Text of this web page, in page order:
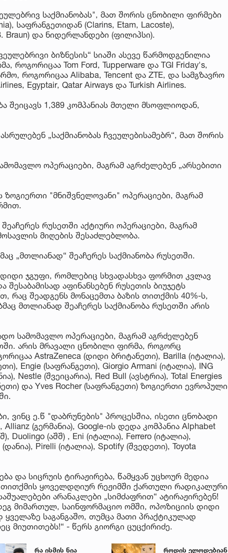
საქმიანობას", მათ შორის ცნობილი ფირმები
საფრანგეთიდან (Clarins, Etam, Lacoste),
Braun) და ნიდერლანდები (ფილიპსი).
ბიზნესის“ სიაში ასევე წარმოდგენილია
როგორიცაა Tom Ford, Tupperware და TGI Friday's,
როგორიცაა Alibaba, Tencent და ZTE, და სამგზავრო
Egyptair, Qatar Airways და Turkish Airlines.
შეიცავს 1,389 კომპანიას მთელი მსოფლიოდან,
„საქმიანობას ჩვეულებისამებრ“, მათ შორის
ოპერაციები, მაგრამ აგრძელებენ „არსებითი
ზოგიერთი "მნიშვნელოვანი" ოპერაციები, მაგრამ
რუსეთში აქტიური ოპერაციები, მაგრამ
მიღების შესაძლებლობა.
„მთლიანად“ შეაჩერეს საქმიანობა რუსეთში.
დიდი ჯგუფი, რომლებიც სხვადასხვა ფორმით კვლავ
შესაბამისად აფინანსებენ რუსეთის ბიუჯეტს
რაც შეადგენს მონაცემთა ბაზის თითქმის 40%-ს,
მთლიანად შეაჩერეს საქმიანობა რუსეთში არის
სამომავლო ოპერაციები, მაგრამ აგრძელებენ
არის მრავალი ცნობილი ფირმა, როგორც
AstraZeneca (დიდი ბრიტანეთი), Barilla (იტალია),
Engie (საფრანგეთი), Giorgio Armani (იტალია), ING
Nestle (შვეიცარია), Red Bull (ავსტრია), Total Energies
და Yves Rocher (საფრანგეთი) ზოგიერთი ევროპული
ვინც ე.წ "დაბრუნების" პროცესშია, ისეთი ცნობადი
(გერმანია), Google-ის დედა კომპანია Alphabet
Duolingo (აშშ) , Eni (იტალია), Ferrero (იტალია),
Pirelli (იტალია), Spotify (შვედეთი), Toyota
და სიცრუის ტირაჟირება, წამყვან უცხოურ მედია
თითქმის ყოველდღიურ რეჟიმში ქართული რადიკალური
არანაკლები „სიმძაფრით“ ატირაჟირებენ!
მიმართულ, საინფორმაციო ომში, ოპოზიციის დიდი
საგანგაშო, თუმცა მათი პრაქტიკულად
მიუთითებს!“ - წერს გიორგი ცუცქირიძე.
რა ისმის ნია
როდის ელოდებიან